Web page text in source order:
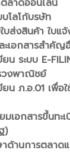
โลโก้บรษัท
ส่งสินค้า ใบแ
ะเอกสารสำคัญ
น ระบบ E-
วงพาณิชย์
น ภ.อ.01 เพื่อ
เอกสารขึ้นทะ
)
านการตลาดแ